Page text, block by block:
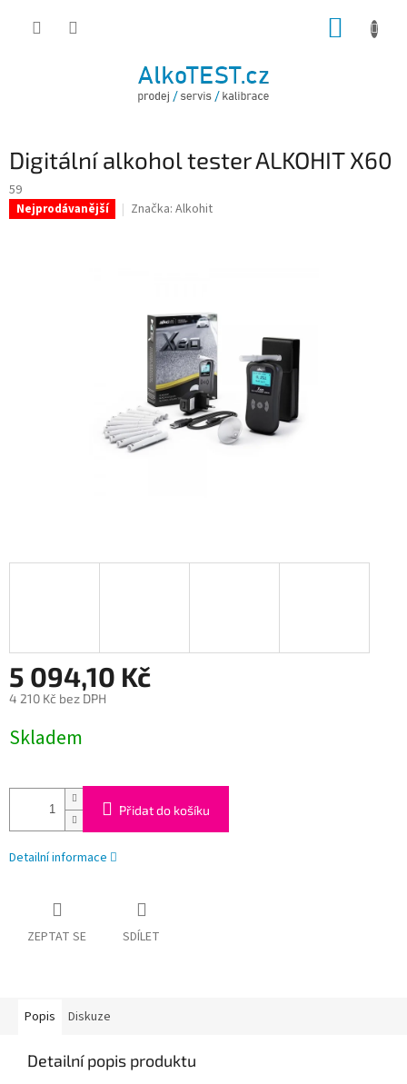
Digitální alkohol tester ALKOHIT X60
59
Nejprodávanější Značka: Alkohit
5 094,10 Kč
4 210 Kč bez DPH
cena:
Skladem
Přidat do košíku
Detailní informace
ZEPTAT SE SDÍLET
Popis Diskuze
Detailní popis produktu